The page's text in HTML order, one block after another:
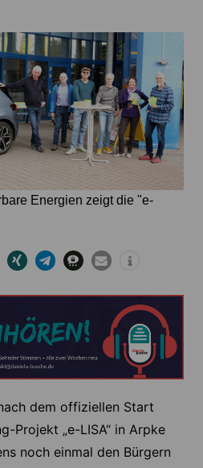
Energien zeigt die "e-
dem offiziellen Start
Projekt „e-LISA“ in Arpke
noch einmal den Bürgern